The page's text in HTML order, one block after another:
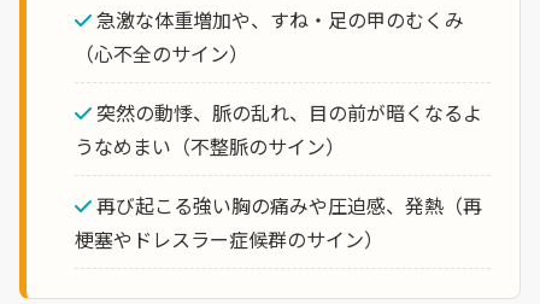
急激な体重増加や、すね・足の甲のむくみ
（心不全のサイン）
突然の動悸、脈の乱れ、目の前が暗くなるよ
うなめまい（不整脈のサイン）
再び起こる強い胸の痛みや圧迫感、発熱（再
梗塞やドレスラー症候群のサイン）